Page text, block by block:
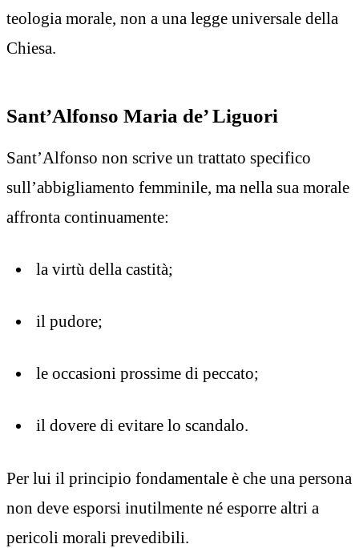
teologia morale, non a una legge universale della
Chiesa.
Sant’Alfonso Maria de’ Liguori
Sant’Alfonso non scrive un trattato specifico
sull’abbigliamento femminile, ma nella sua morale
affronta continuamente:
la virtù della castità;
il pudore;
le occasioni prossime di peccato;
il dovere di evitare lo scandalo.
Per lui il principio fondamentale è che una persona
non deve esporsi inutilmente né esporre altri a
pericoli morali prevedibili.